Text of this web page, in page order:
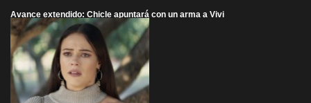
Avance extendido: Chicle apuntará con un arma a Vivi